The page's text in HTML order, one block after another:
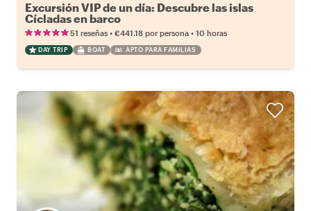
Excursión VIP de un día: Descubre las islas
Cícladas en barco
51 reseñas • €441.18 por persona • 10 horas
DAY TRIP BOAT APTO PARA FAMILIAS